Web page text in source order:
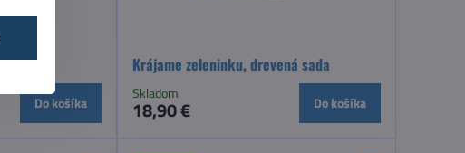
Do košíka
Krájame zeleninku, drevená sada
Skladom
18,90 € Do košíka